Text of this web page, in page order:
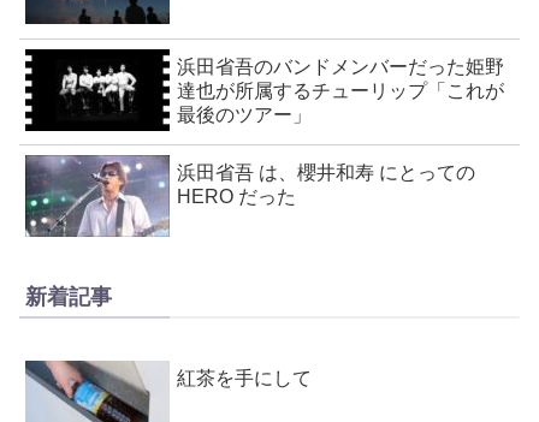
浜田省吾のバンドメンバーだった姫野
達也が所属するチューリップ「これが
最後のツアー」
浜田省吾 は、櫻井和寿 にとっての
HERO だった
新着記事
紅茶を手にして